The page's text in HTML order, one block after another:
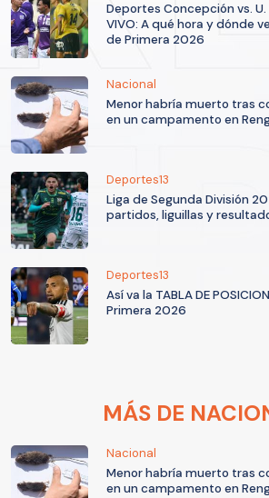
Deportes Concepción vs.
VIVO: A qué hora y dónde
de Primera 2026
Nacional
Menor habría muerto tras
en un campamento en
Deportes13
Liga de Segunda División
partidos, liguillas y
Deportes13
Así va la TABLA DE
Primera 2026
MÁS DE
Nacional
Menor habría muerto tras
en un campamento en